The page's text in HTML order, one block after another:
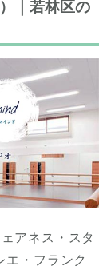
｜若林区の
アネス・スタ
エ・フランク